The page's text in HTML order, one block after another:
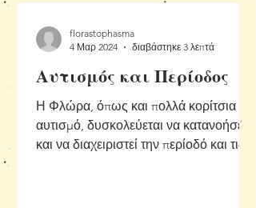
Αυτισμός και Περίοδος
Η Φλώρα, όπως και πολλά κορίτσια με
αυτισμό, δυσκολεύεται να κατανοήσει
και να διαχειριστεί την περίοδό και τις
florastophasma
4 Μαρ 2024
διαβάστηκε 3 λεπτά